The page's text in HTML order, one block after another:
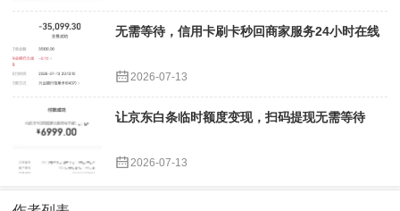
无需等待，信用卡刷卡秒回商家服务24小时在线
2026-07-13
让京东白条临时额度变现，扫码提现无需等待
2026-07-13